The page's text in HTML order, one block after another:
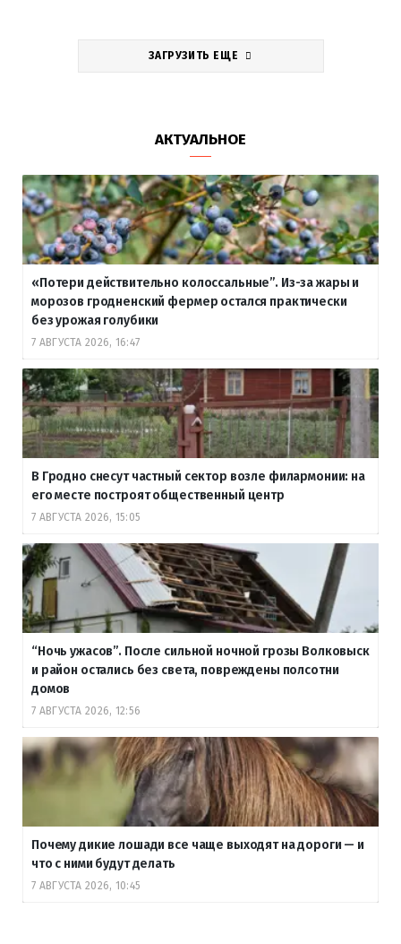
ЗАГРУЗИТЬ ЕЩЕ
АКТУАЛЬНОЕ
«Потери действительно колоссальные”. Из-за жары и
морозов гродненский фермер остался практически
без урожая голубики
7 АВГУСТА 2026, 16:47
В Гродно снесут частный сектор возле филармонии: на
его месте построят общественный центр
7 АВГУСТА 2026, 15:05
“Ночь ужасов”. После сильной ночной грозы Волковыск
и район остались без света, повреждены полсотни
домов
7 АВГУСТА 2026, 12:56
Почему дикие лошади все чаще выходят на дороги — и
что с ними будут делать
7 АВГУСТА 2026, 10:45